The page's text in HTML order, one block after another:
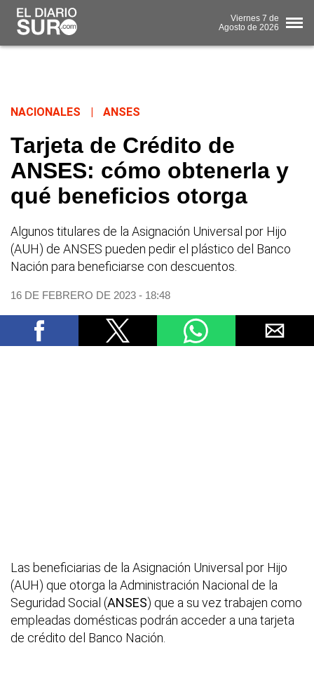
Viernes 7 de
Agosto de 2026
NACIONALES ANSES
Tarjeta de Crédito de
ANSES: cómo obtenerla y
qué beneficios otorga
Algunos titulares de la Asignación Universal por Hijo
(AUH) de ANSES pueden pedir el plástico del Banco
Nación para beneficiarse con descuentos.
16 DE FEBRERO DE 2023 - 18:48
Las beneficiarias de la Asignación Universal por Hijo
(AUH) que otorga la Administración Nacional de la
Seguridad Social (ANSES) que a su vez trabajen como
empleadas domésticas podrán acceder a una tarjeta
de crédito del Banco Nación.